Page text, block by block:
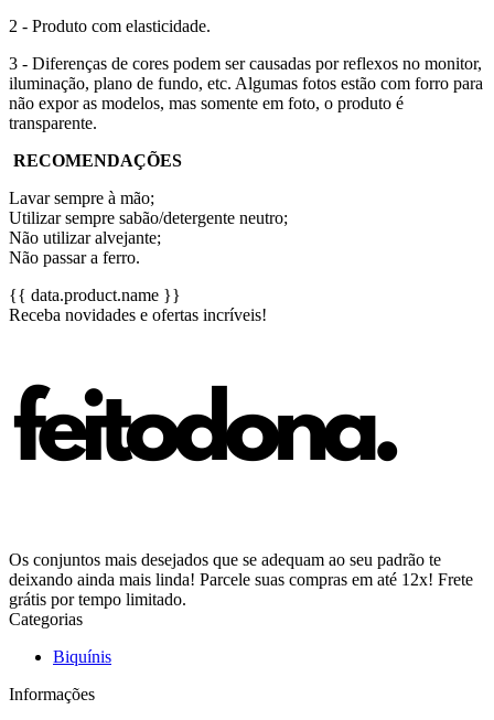
2 - Produto com elasticidade.
3 - Diferenças de cores podem ser causadas por reflexos no monitor,
iluminação, plano de fundo, etc. Algumas fotos estão com forro para
não expor as modelos, mas somente em foto, o produto é
transparente.
RECOMENDAÇÕES
Lavar sempre à mão;
Utilizar sempre sabão/detergente neutro;
Não utilizar alvejante;
Não passar a ferro.
{{ data.product.name }}
Receba novidades e ofertas incríveis!
Os conjuntos mais desejados que se adequam ao seu padrão te
deixando ainda mais linda! Parcele suas compras em até 12x! Frete
grátis por tempo limitado.
Categorias
Biquínis
Informações